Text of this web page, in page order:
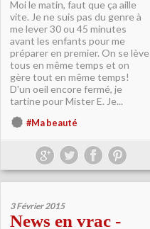
Moi le matin, faut que ça aille
vite. Je ne suis pas du genre à
me lever 30 ou 45 minutes
avant les enfants pour me
préparer en premier. On se lève
tous en même temps et on
gère tout en même temps!
D'un oeil encore fermé, je
tartine pour Mister E. Je...
#Ma beauté
3 Février 2015
News en vrac -